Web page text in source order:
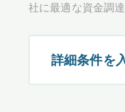
社に最適な資金調
詳細条件を